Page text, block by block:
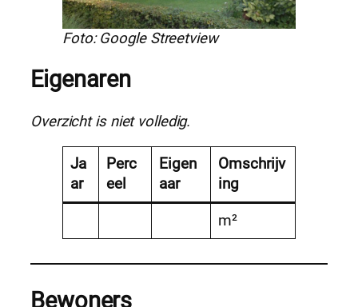
Foto: Google Streetview
Eigenaren
Overzicht is niet volledig.
Ja
ar
Perc
eel
Eigen
aar
Omschrijv
ing
m²
Bewoners